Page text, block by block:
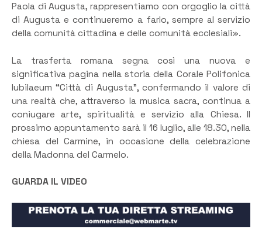
Paola di Augusta, rappresentiamo con orgoglio la città
di Augusta e continueremo a farlo, sempre al servizio
della comunità cittadina e delle comunità ecclesiali».
La trasferta romana segna così una nuova e
significativa pagina nella storia della Corale Polifonica
Iubilaeum “Città di Augusta”, confermando il valore di
una realtà che, attraverso la musica sacra, continua a
coniugare arte, spiritualità e servizio alla Chiesa. Il
prossimo appuntamento sarà il 16 luglio, alle 18.30, nella
chiesa del Carmine, in occasione della celebrazione
della Madonna del Carmelo.
GUARDA IL VIDEO